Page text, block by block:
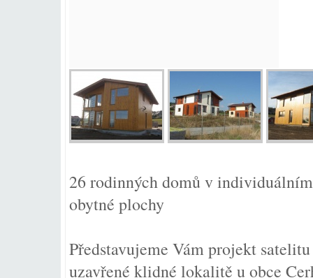
26 rodinných domů v
obytné plochy
Představujeme Vám projekt
uzavřené klidné lokalitě u obce